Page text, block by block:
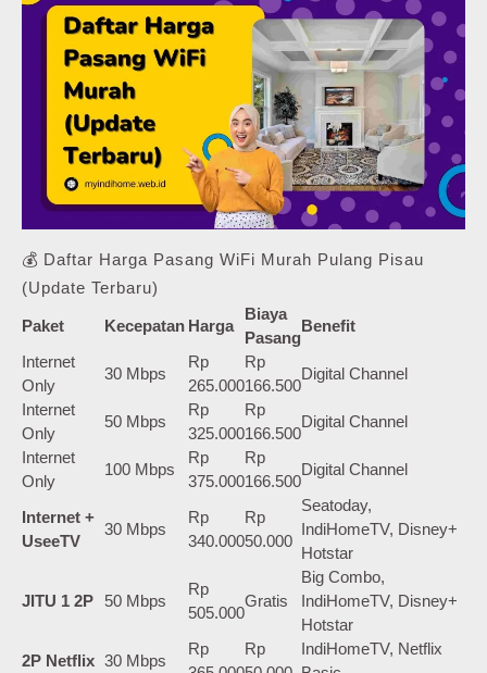
💰 Daftar Harga Pasang WiFi Murah Pulang Pisau
(Update Terbaru)
Paket Kecepatan Harga
Biaya
Pasang
Benefit
Internet
Only
30 Mbps
Rp
265.000
Rp
166.500
Digital Channel
Internet
Only
50 Mbps
Rp
325.000
Rp
166.500
Digital Channel
Internet
Only
100 Mbps
Rp
375.000
Rp
166.500
Digital Channel
Internet +
UseeTV
30 Mbps
Rp
340.000
Rp
50.000
Seatoday,
IndiHomeTV, Disney+
Hotstar
JITU 1 2P 50 Mbps
Rp
505.000
Gratis
Big Combo,
IndiHomeTV, Disney+
Hotstar
2P Netflix 30 Mbps
Rp
Rp
IndiHomeTV, Netflix